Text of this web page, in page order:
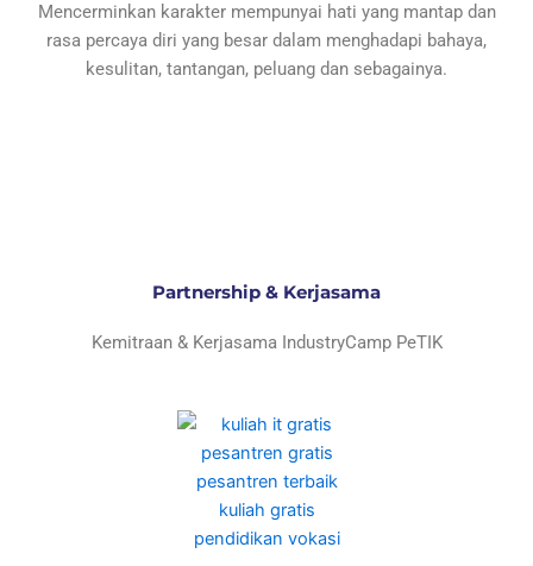
Mencerminkan karakter mempunyai hati yang mantap dan
rasa percaya diri yang besar dalam menghadapi bahaya,
kesulitan, tantangan, peluang dan sebagainya.
Partnership & Kerjasama
Kemitraan & Kerjasama IndustryCamp PeTIK